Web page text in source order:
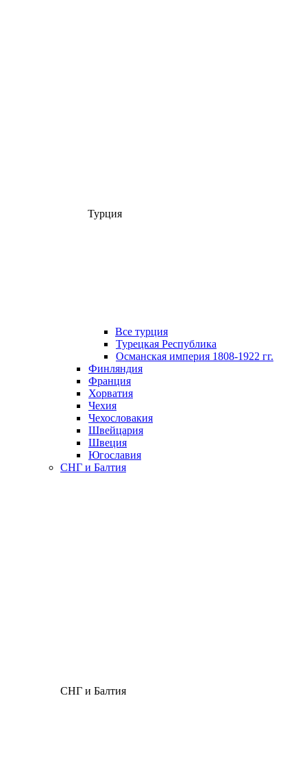
Турция
Все турция
Турецкая Республика
Османская империя 1808-1922 гг.
Финляндия
Франция
Хорватия
Чехия
Чехословакия
Швейцария
Швеция
Югославия
СНГ и Балтия
СНГ и Балтия